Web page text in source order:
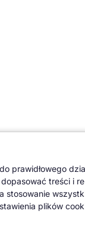
prawidłowego
treści i
stosowanie
plików